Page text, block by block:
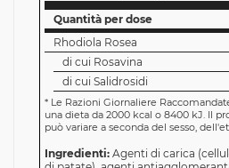
Quantità per dose
Rhodiola Rosea
di cui Rosavina
di cui Salidrosidi
*Le Razioni Giornaliere
una dieta da 2000 kcal o 8400 kJ. Il
può variare a seconda del sesso,
Ingredienti: Agenti di carica